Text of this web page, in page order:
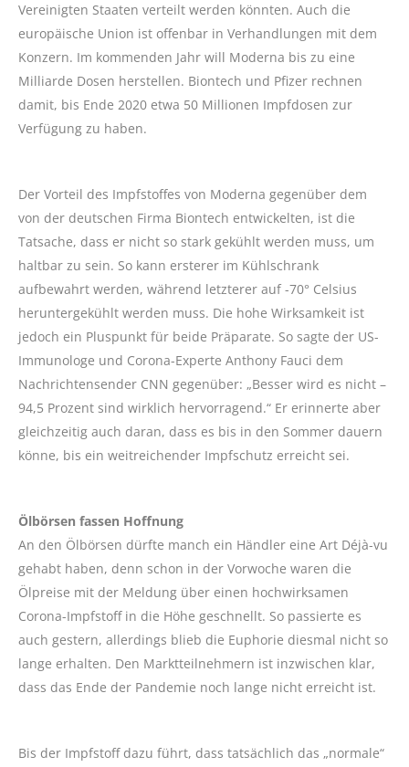
Vereinigten Staaten verteilt werden könnten. Auch die
europäische Union ist offenbar in Verhandlungen mit dem
Konzern. Im kommenden Jahr will Moderna bis zu eine
Milliarde Dosen herstellen. Biontech und Pfizer rechnen
damit, bis Ende 2020 etwa 50 Millionen Impfdosen zur
Verfügung zu haben.
Der Vorteil des Impfstoffes von Moderna gegenüber dem
von der deutschen Firma Biontech entwickelten, ist die
Tatsache, dass er nicht so stark gekühlt werden muss, um
haltbar zu sein. So kann ersterer im Kühlschrank
aufbewahrt werden, während letzterer auf -70° Celsius
heruntergekühlt werden muss. Die hohe Wirksamkeit ist
jedoch ein Pluspunkt für beide Präparate. So sagte der US-
Immunologe und Corona-Experte Anthony Fauci dem
Nachrichtensender CNN gegenüber: „Besser wird es nicht –
94,5 Prozent sind wirklich hervorragend.“ Er erinnerte aber
gleichzeitig auch daran, dass es bis in den Sommer dauern
könne, bis ein weitreichender Impfschutz erreicht sei.
Ölbörsen fassen Hoffnung
An den Ölbörsen dürfte manch ein Händler eine Art Déjà-vu
gehabt haben, denn schon in der Vorwoche waren die
Ölpreise mit der Meldung über einen hochwirksamen
Corona-Impfstoff in die Höhe geschnellt. So passierte es
auch gestern, allerdings blieb die Euphorie diesmal nicht so
lange erhalten. Den Marktteilnehmern ist inzwischen klar,
dass das Ende der Pandemie noch lange nicht erreicht ist.
Bis der Impfstoff dazu führt, dass tatsächlich das „normale“